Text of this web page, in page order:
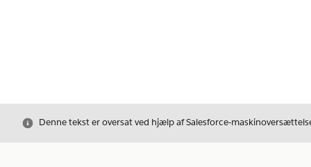
LukDenne tekst er oversat ved hjælp af Salesforce-